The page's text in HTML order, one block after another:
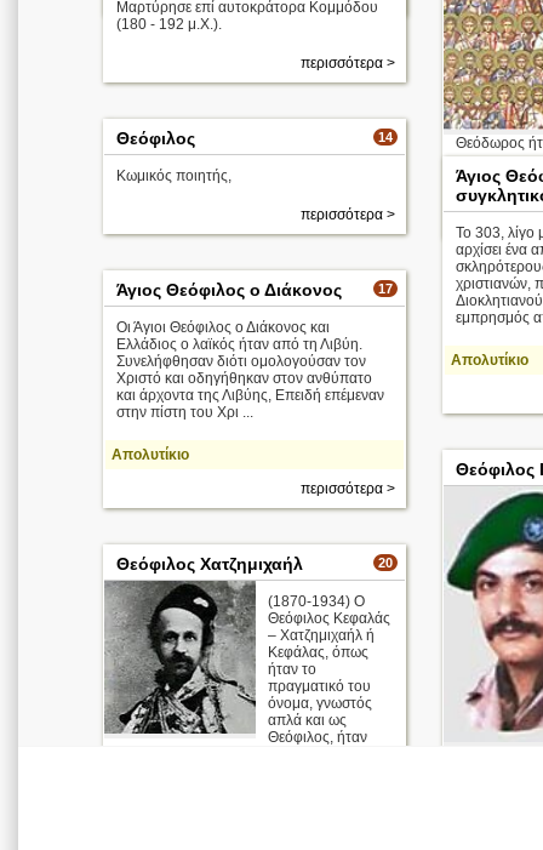
Μαρτύρησε επί αυτοκράτορα Κομμόδου
(180 - 192 μ.Χ.).
περισσότερα >
Θεόδωρος
Απολυτίκιο
14
Θεόφιλος
Κωμικός ποιητής,
περισσότερα >
Άγιος
Το 303, λίγο
αρχίσει ένα
χριστιανών,
εμπρησμός
Απολυτίκιο
17
Άγιος Θεόφιλος ο Διάκονος
Οι Άγιοι Θεόφιλος ο Διάκονος και
Ελλάδιος ο λαϊκός ήταν από τη Λιβύη.
Συνελήφθησαν διότι ομολογούσαν τον
Χριστό και οδηγήθηκαν στον ανθύπατο
και άρχοντα της Λιβύης, Επειδή επέμεναν
στην πίστη του Χρι ...
Απολυτίκιο
περισσότερα >
Θεόφιλος
20
Θεόφιλος Χατζημιχαήλ
(1870-1934) Ο
Θεόφιλος Κεφαλάς
– Χατζημιχαήλ ή
Κεφάλας, όπως
ήταν το
πραγματικό του
όνομα, γνωστός
απλά και ως
Θεόφιλος, ήταν